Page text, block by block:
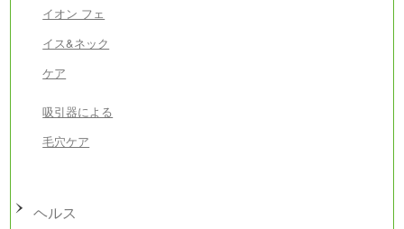
イオン フェ
イス&ネック
ケア
吸引器による
毛穴ケア
ヘルス